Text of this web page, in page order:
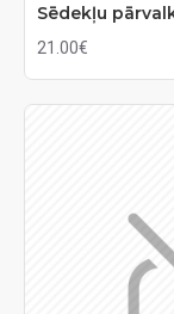
Sēdekļu
21.00€